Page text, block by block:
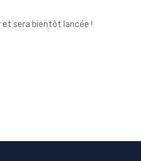
et sera bientôt lancée !